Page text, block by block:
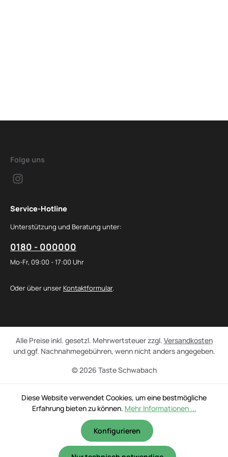
Folge uns
Service-Hotline
Unterstützung und Beratung unter:
0180 - 000000
Mo-Fr, 09:00 - 17:00 Uhr
Oder über unser Kontaktformular.
© 2026 Taste Schwabach
Alle Preise inkl. gesetzl. Mehrwertsteuer zzgl. Versandkosten
und ggf. Nachnahmegebühren, wenn nicht anders angegeben.
Diese Website verwendet Cookies, um eine bestmögliche
Erfahrung bieten zu können. Mehr Informationen ...
Konfigurieren